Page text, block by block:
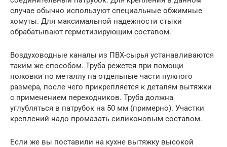
случае обычно используют специальные обжимные
хомуты. Для максимальной надежности стыки
обрабатывают герметизирующим составом.
Воздуховодные каналы из ПВХ-сырья устанавливаются
таким же способом. Труба режется при помощи
ножовки по металлу на отдельные части нужного
размера, после чего прикрепляется к деталям вытяжки
с применением переходников. Труба должна
углубляться в патрубок на 50 мм (примерно). Участки
креплений надо промазать силиконовым составом.
Если же вы поставили на кухне вытяжку высокой